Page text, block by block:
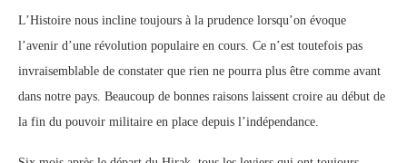
L’Histoire nous incline toujours à la prudence lorsqu’on évoque
l’avenir d’une révolution populaire en cours. Ce n’est toutefois pas
invraisemblable de constater que rien ne pourra plus être comme avant
dans notre pays. Beaucoup de bonnes raisons laissent croire au début de
la fin du pouvoir militaire en place depuis l’indépendance.